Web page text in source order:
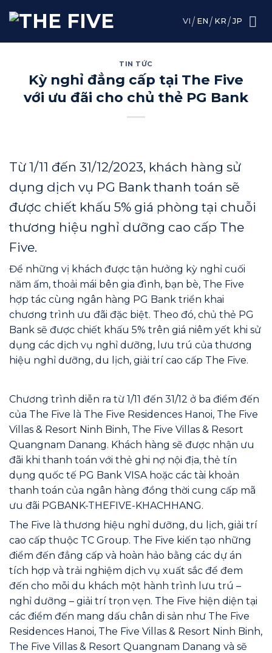
to
EN
VI KR JP
TIN TỨC
Kỳ nghỉ đẳng cấp tại The Five
với ưu đãi cho chủ thẻ PG Bank
Từ 1/11 đến 31/12/2023, khách hàng sử
dụng dịch vụ PG Bank thanh toán sẽ
được chiết khấu 5% giá phòng tại chuỗi
thương hiệu nghỉ dưỡng cao cấp The
Five.
Để những vị khách được tận hưởng kỳ nghỉ cuối
năm ấm, thoải mái bên gia đình, bạn bè, The Five
hợp tác cùng ngân hàng PG Bank triển khai
chương trình ưu đãi đặc biệt. Theo đó, chủ thẻ PG
Bank sẽ được chiết khấu 5% trên giá niêm yết khi sử
dụng các dịch vụ nghỉ dưỡng, lưu trú của thương
hiệu nghỉ dưỡng, du lịch, giải trí cao cấp The Five.
Chương trình diễn ra từ 1/11 đến 31/12 ở ba điểm đến
của The Five là The Five Residences Hanoi, The Five
Villas & Resort Ninh Binh, The Five Villas & Resort
Quangnam Danang. Khách hàng sẽ được nhận ưu
đãi khi thanh toán với thẻ ghi nợ nội địa, thẻ tín
dụng quốc tế PG Bank VISA hoặc các tài khoản
thanh toán của ngân hàng đồng thời cung cấp mã
ưu đãi PGBANK-THEFIVE-KHACHHANG.
The Five là thương hiệu nghỉ dưỡng, du lịch, giải trí
cao cấp thuộc TC Group. The Five kiến tạo những
điểm đến đẳng cấp và hoàn hảo bằng các dự án
tích hợp và trải nghiệm dịch vụ xuất sắc để đem
đến cho mỗi du khách một hành trình lưu trú –
nghỉ dưỡng – giải trí trọn vẹn. The Five hiện diện tại
các điểm đến mang dấu chân di sản như The Five
Residences Hanoi, The Five Villas & Resort Ninh Binh,
The Five Villas & Resort Quangnam Danang và sẽ